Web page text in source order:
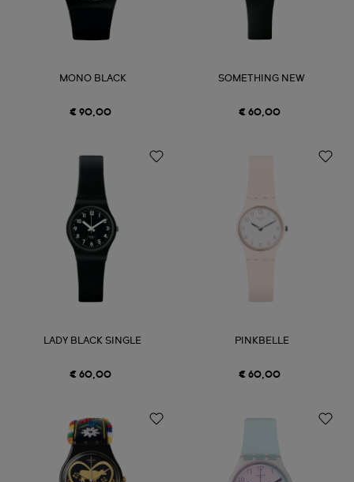
MONO BLACK
€ 90,00
SOMETHING NEW
€ 60,00
LADY BLACK SINGLE
€ 60,00
PINKBELLE
€ 60,00